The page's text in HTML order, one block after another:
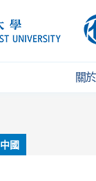
關
中國